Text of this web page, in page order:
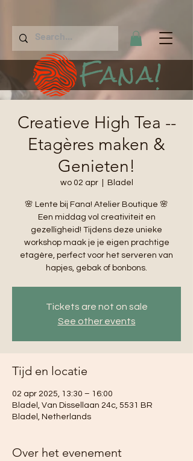
Fana!
Creatieve High Tea --
Etagères maken &
Genieten!
wo 02 apr
  |
Bladel
🌸 Lente bij Fana! Atelier Boutique 🌸
Een middag vol creativiteit en
gezelligheid! Tijdens deze unieke
workshop maak je je eigen prachtige
etagère, perfect voor het serveren van
hapjes, gebak of bonbons.
Tickets are not on sale
See other events
Tijd en locatie
02 apr 2025, 13:30 – 16:00
Bladel, Van Dissellaan 24c, 5531 BR
Bladel, Netherlands
Over het evenement